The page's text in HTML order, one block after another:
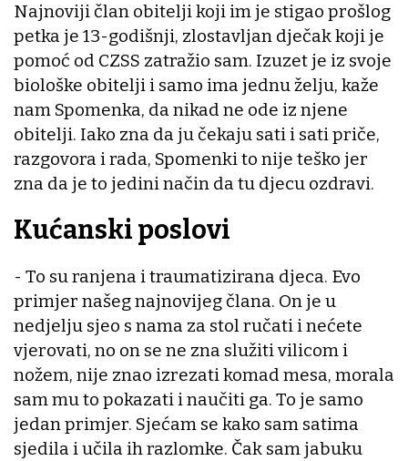
Najnoviji član obitelji koji im je stigao prošlog
petka je 13-godišnji, zlostavljan dječak koji je
pomoć od CZSS zatražio sam. Izuzet je iz svoje
biološke obitelji i samo ima jednu želju, kaže
nam Spomenka, da nikad ne ode iz njene
obitelji. Iako zna da ju čekaju sati i sati priče,
razgovora i rada, Spomenki to nije teško jer
zna da je to jedini način da tu djecu ozdravi.
Kućanski poslovi
- To su ranjena i traumatizirana djeca. Evo
primjer našeg najnovijeg člana. On je u
nedjelju sjeo s nama za stol ručati i nećete
vjerovati, no on se ne zna služiti vilicom i
nožem, nije znao izrezati komad mesa, morala
sam mu to pokazati i naučiti ga. To je samo
jedan primjer. Sjećam se kako sam satima
sjedila i učila ih razlomke. Čak sam jabuku